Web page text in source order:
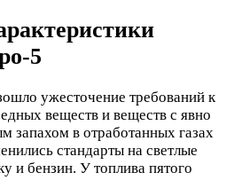
5
ужесточение требований к
веществ и веществ с явно
запахом в отработанных газах
стандарты на светлые
и бензин. У топлива пятого